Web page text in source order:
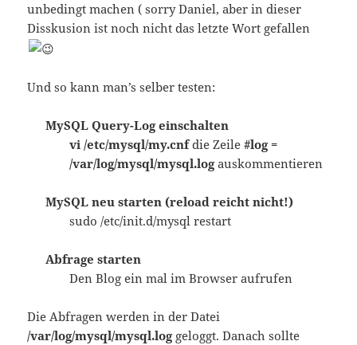
unbedingt machen ( sorry Daniel, aber in dieser
Disskusion ist noch nicht das letzte Wort gefallen
Und so kann man’s selber testen:
MySQL Query-Log einschalten
vi /etc/mysql/my.cnfdie Zeile #log =
/var/log/mysql/mysql.logauskommentieren
MySQL neu starten (reload reicht nicht!)
sudo /etc/init.d/mysql restart
Abfrage starten
Den Blog ein mal im Browser aufrufen
Die Abfragen werden in der Datei
/var/log/mysql/mysql.loggeloggt. Danach sollte